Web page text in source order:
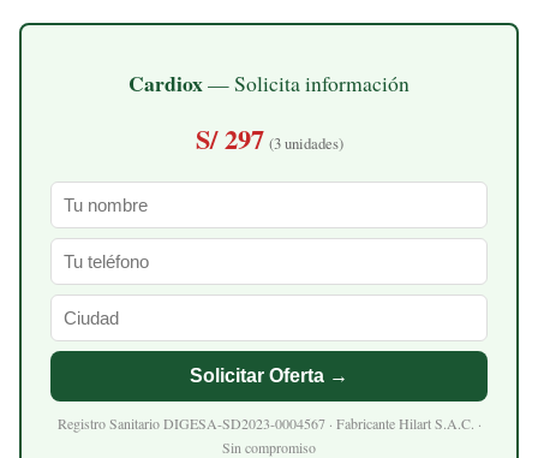
Cardiox— Solicita información
S/ 297 (3 unidades)
Solicitar Oferta →
Registro Sanitario DIGESA-SD2023-0004567 · Fabricante Hilart S.A.C. ·
Sin compromiso